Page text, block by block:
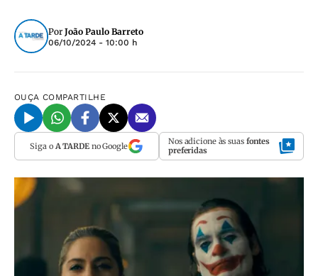
Por João Paulo Barreto
06/10/2024 - 10:00 h
OUÇA COMPARTILHE
Siga o A TARDEno Google Nos adicione às suas fontes
preferidas